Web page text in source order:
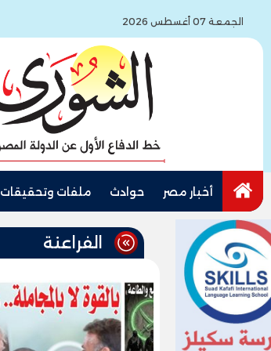
الجمعة 07 أغسطس 2026
أخبار مصر حوادث ملفات وتحقيقات
الفراعنة